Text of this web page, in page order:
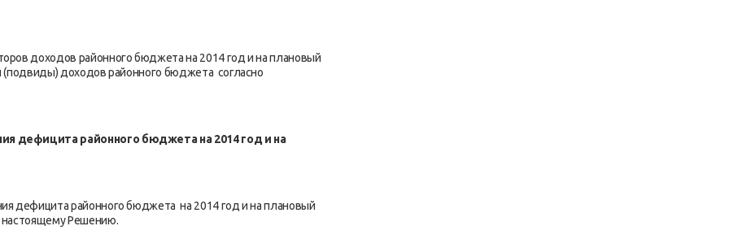
доходов районного бюджета на 2014 год и на плановый
(подвиды) доходов районного бюджета согласно
дефицита районного бюджетана 2014 год и на
дефицита районного бюджета на 2014 год и на плановый
настоящему Решению.